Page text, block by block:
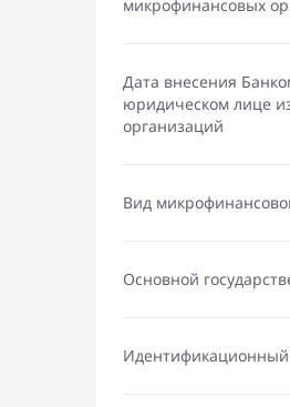
микрофинансовых
Дата внесения
юридическом лице
организаций
Вид
Основной